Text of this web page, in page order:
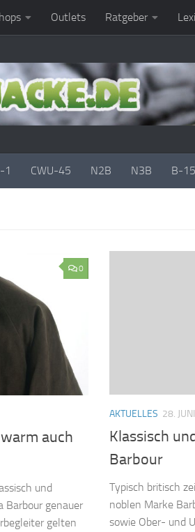
Outlets Ratgeber
1 CWU-45 N2B N3B B-15
0
auch
und
Barbour genauer
gelten
AKTUELLES 28.
Klassisch
Barbour
Typisch britisch
noblen Marke
sowie Ober- und